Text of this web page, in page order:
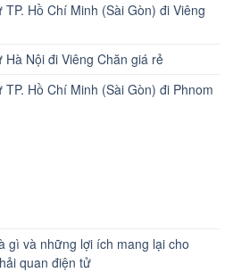
Hồ Chí Minh (Sài Gòn) đi Viêng
Nội đi Viêng Chăn giá rẻ
Hồ Chí Minh (Sài Gòn) đi Phnom
gì và những lợi ích mang lại cho
quan điện tử